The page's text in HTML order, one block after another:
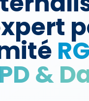
&